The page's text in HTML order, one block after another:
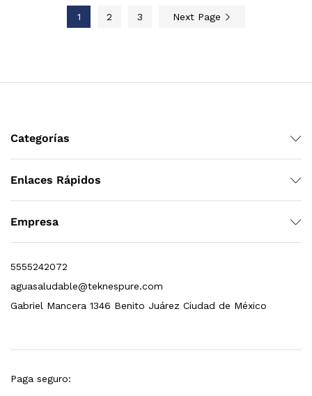
1 2 3 Next Page
Categorías
Enlaces Rápidos
Empresa
5555242072
aguasaludable@teknespure.com
Gabriel Mancera 1346 Benito Juárez Ciudad de México
Paga seguro:
Leer más
Leer más